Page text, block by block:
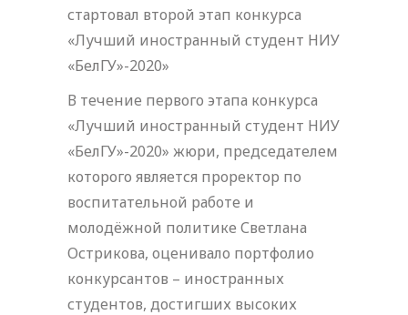
стартовал второй этап конкурса
«Лучший иностранный студент НИУ
«БелГУ»-2020»
В течение первого этапа конкурса
«Лучший иностранный студент НИУ
«БелГУ»-2020» жюри, председателем
которого является проректор по
воспитательной работе и
молодёжной политике Светлана
Острикова, оценивало портфолио
конкурсантов – иностранных
студентов, достигших высоких